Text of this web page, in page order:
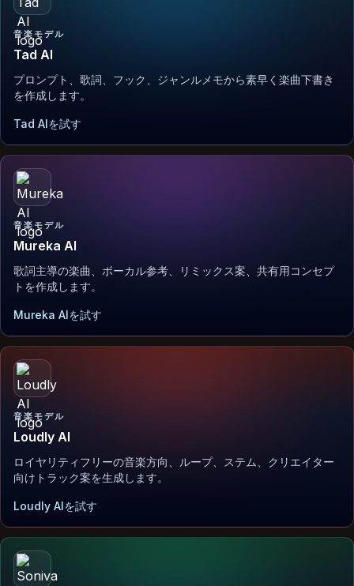
音楽モデル
Tad AI
プロンプト、歌詞、フック、ジャンルメモから素早く楽曲下書き
を作成します。
Tad AIを試す
音楽モデル
Mureka AI
歌詞主導の楽曲、ボーカル参考、リミックス案、共有用コンセプ
トを作成します。
Mureka AIを試す
音楽モデル
Loudly AI
ロイヤリティフリーの音楽方向、ループ、ステム、クリエイター
向けトラック案を生成します。
Loudly AIを試す